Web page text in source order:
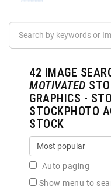
42 IMAGE
MOTIVATED
GRAPHICS -
STOCKPHOTO
STOCK
Auto paging
Show menu to